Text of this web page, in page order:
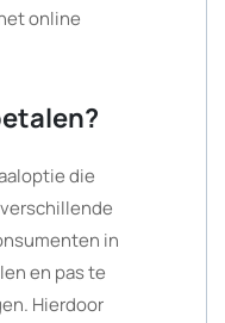
online
die
in
en pas te
Hierdoor